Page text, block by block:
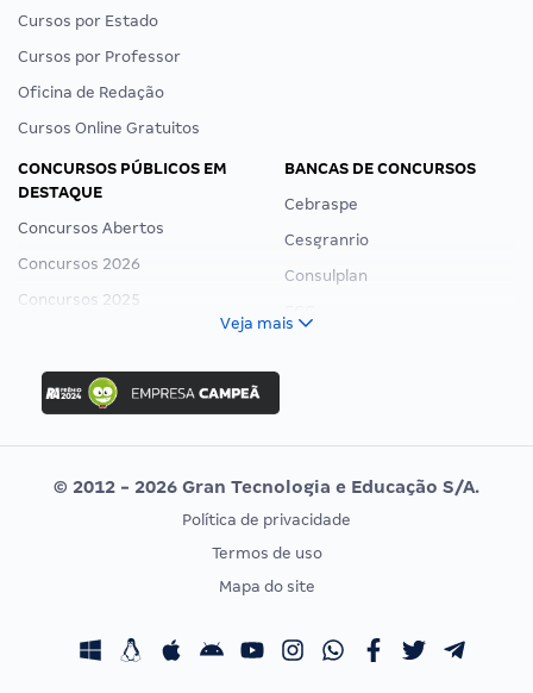
Cursos por Estado
Cursos por Professor
Oficina de Redação
Cursos Online Gratuitos
CONCURSOS PÚBLICOS EM
DESTAQUE
Concursos Abertos
Concursos 2026
Concursos 2025
Concurso Ibama
Concurso MPU
Editais publicados
BANCAS DE CONCURSOS
Cebraspe
Cesgranrio
Consulplan
Vunesp
CONCURSOS POR PROFISSÃO
Concursos Fiscais
EXAME DE ORDEM
Calendário OAB
Veja mais
© 2012 - 2026 Gran Tecnologia e Educação S/A.
Política de privacidade
Termos de uso
Mapa do site